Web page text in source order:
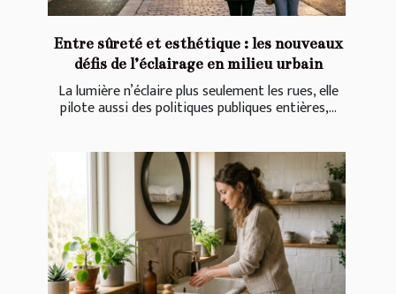
Entre sûreté et esthétique : les nouveaux
défis de l’éclairage en milieu urbain
La lumière n’éclaire plus seulement les rues, elle
pilote aussi des politiques publiques entières,...